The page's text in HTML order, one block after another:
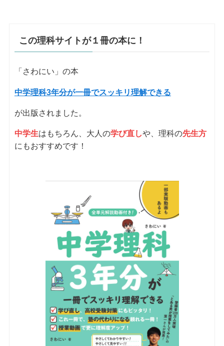
この理科サイトが１冊の本に！
「さわにい」の本
中学理科3年分が一冊でスッキリ理解できる
が出版されました。
中学生はもちろん、大人の学び直しや、理科の先生方
にもおすすめです！